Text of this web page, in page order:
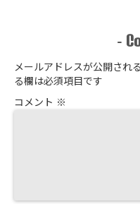
-
メールアドレスが公開され
る欄は必須項目です
コメント ※